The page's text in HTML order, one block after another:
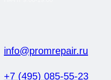
info@promrepair.ru
+7 (495) 085-55-23